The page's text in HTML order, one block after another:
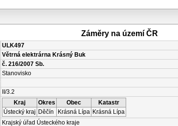
Záměry na území ČR
ULK497
Větrná elektrárna Krásný Buk
č. 216/2007 Sb.
Stanovisko
II/3.2
Kraj Okres Obec
Katastr
Ústecký kraj Děčín Krásná Lípa Krásná Lípa
Krajský úřad Ústeckého kraje